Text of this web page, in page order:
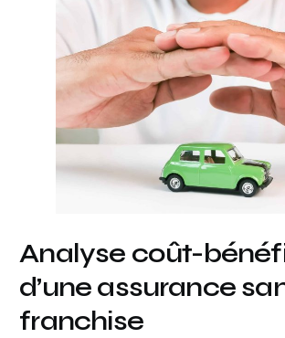
Analyse coût-
d’une assurance
franchise